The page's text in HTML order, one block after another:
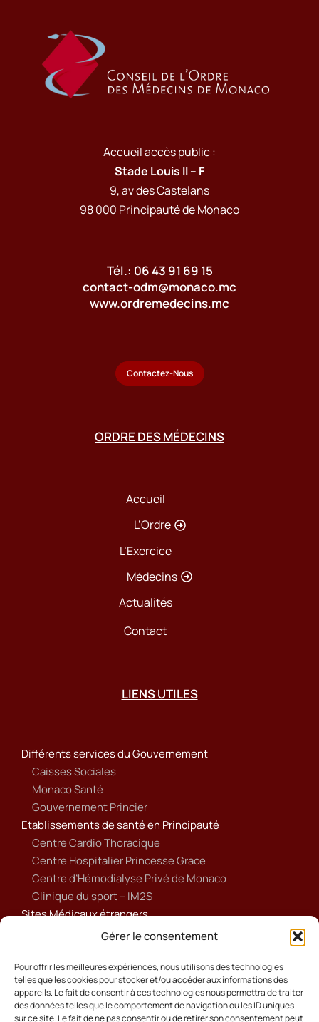
Gérer le consentement
Pour offrir les meilleures expériences, nous utilisons des technologies
telles que les cookies pour stocker et/ou accéder aux informations des
appareils. Le fait de consentir à ces technologies nous permettra de traiter
des données telles que le comportement de navigation ou les ID uniques
sur ce site. Le fait de ne pas consentir ou de retirer son consentement peut
Accueil accès public :
Stade Louis II – F
9, av des Castelans
98 000 Principauté de Monaco
Tél.: 06 43 91 69 15
contact-odm@monaco.mc
www.ordremedecins.mc
Contactez-Nous
ORDRE DES MÉDECINS
Accueil
L’Ordre
L’Exercice
Médecins
Actualités
Contact
LIENS UTILES
Différents services du Gouvernement
Caisses Sociales
Monaco Santé
Gouvernement Princier
Etablissements de santé en Principauté
Centre Cardio Thoracique
Centre Hospitalier Princesse Grace
Centre d’Hémodialyse Privé de Monaco
Clinique du sport – IM2S
Sites Médicaux étrangers
Ordre national des médecins français
Politique de cookies (UE)